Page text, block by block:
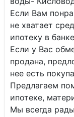
Если Вам
не хватает
ипотеку в
Если у Вас
продана,
нее есть
Предлагаем
ипотеке,
Мы всегда